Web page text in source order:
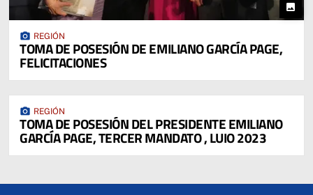
photo
photo_camera REGIÓN
TOMA DE POSESIÓN DE EMILIANO GARCÍA PAGE,
FELICITACIONES
photo_camera REGIÓN
TOMA DE POSESIÓN DEL PRESIDENTE EMILIANO
GARCÍA PAGE, TERCER MANDATO , LUIO 2023